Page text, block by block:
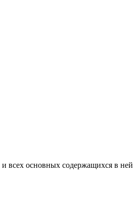
всех основных содержащихся в